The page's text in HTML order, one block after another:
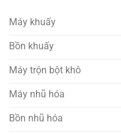
Máy khuấy
Bồn khuấy
Máy trộn bột khô
Máy nhũ hóa
Bồn nhũ hóa